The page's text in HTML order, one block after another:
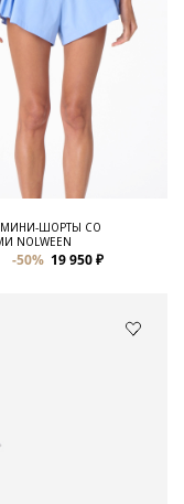
МИНИ-ШОРТЫ СО
NOLWEEN
-50% 19 950 ₽